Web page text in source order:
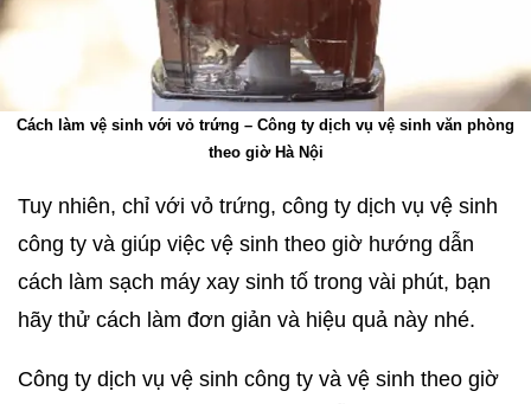
Cách làm vệ sinh với vỏ trứng – Công ty dịch vụ vệ sinh văn phòng
theo giờ Hà Nội
Tuy nhiên, chỉ với vỏ trứng, công ty dịch vụ vệ sinh
công ty và giúp việc vệ sinh theo giờ hướng dẫn
cách làm sạch máy xay sinh tố trong vài phút, bạn
hãy thử cách làm đơn giản và hiệu quả này nhé.
Công ty dịch vụ vệ sinh công ty và vệ sinh theo giờ